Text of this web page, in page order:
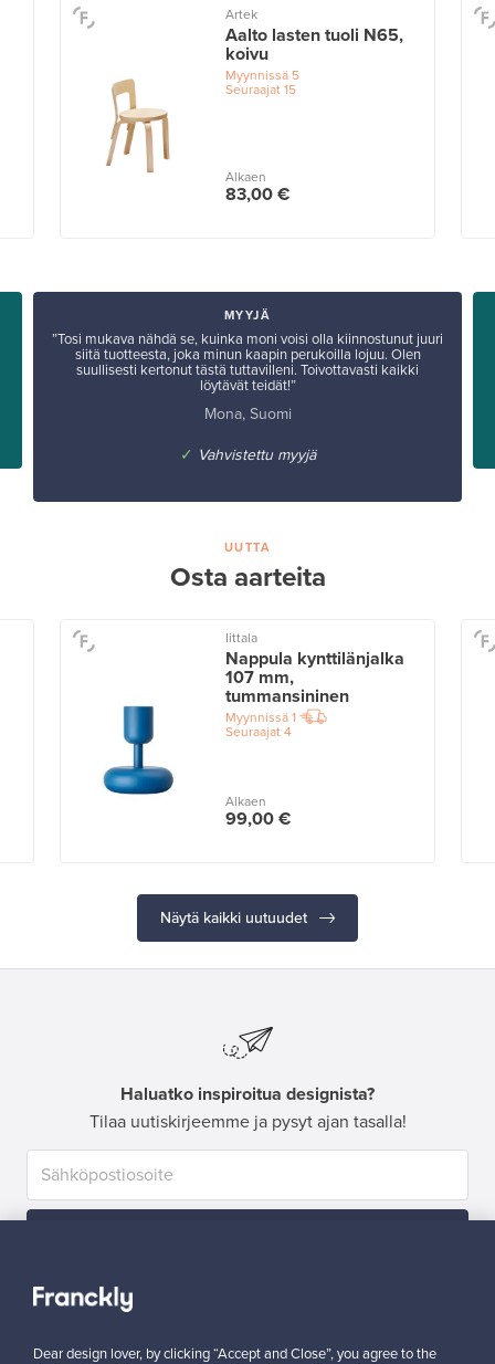
Artek
Aalto lasten tuoli N65,
koivu
Myynnissä5
Seuraajat15
Alkaen
83,00 €
MYYJÄ
”Tosi mukava nähdä se, kuinka moni voisi olla kiinnostunut juuri
siitä tuotteesta, joka minun kaapin perukoilla lojuu. Olen
suullisesti kertonut tästä tuttavilleni. Toivottavasti kaikki
löytävät teidät!”
Mona, Suomi
✓ Vahvistettu myyjä
UUTTA
Osta aarteita
Iittala
Nappula kynttilänjalka
107 mm,
tummansininen
Myynnissä1
Seuraajat4
Alkaen
99,00 €
Näytä kaikki uutuudet
Haluatko inspiroitua designista?
Tilaa uutiskirjeemme ja pysyt ajan tasalla!
Dear design lover, by clicking “Accept and Close”, you agree to the